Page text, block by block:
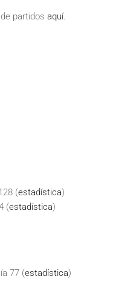
partidos aquí.
(estadística)
(estadística)
77 (estadística)